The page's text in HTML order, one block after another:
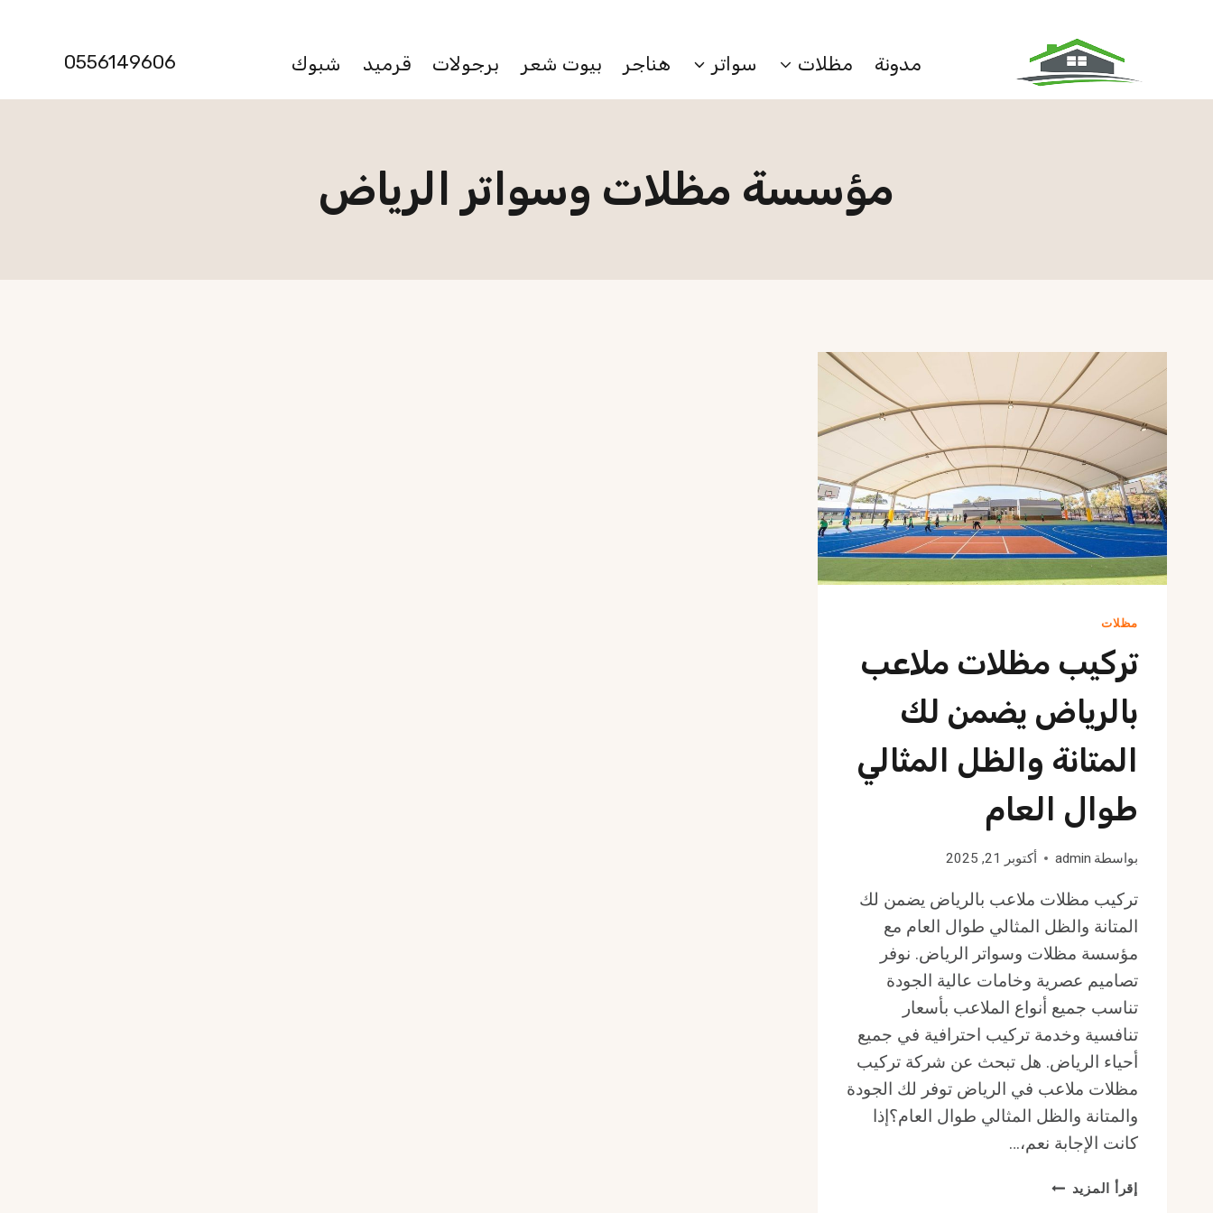
مدونة مظلات سواتر هناجر بيوت شعر برجولات قرميد شبوك 0556149606
مؤسسة مظلات وسواتر الرياض
مظلات
تركيب مظلات ملاعب
بالرياض يضمن لك
المتانة والظل المثالي
طوال العام
بواسطة admin أكتوبر 21, 2025
تركيب مظلات ملاعب بالرياض يضمن لك
المتانة والظل المثالي طوال العام مع
مؤسسة مظلات وسواتر الرياض. نوفر
تصاميم عصرية وخامات عالية الجودة
تناسب جميع أنواع الملاعب بأسعار
تنافسية وخدمة تركيب احترافية في جميع
أحياء الرياض. هل تبحث عن شركة تركيب
مظلات ملاعب في الرياض توفر لك الجودة
والمتانة والظل المثالي طوال العام؟إذا
كانت الإجابة نعم،…
إقرأ المزيد تركيب